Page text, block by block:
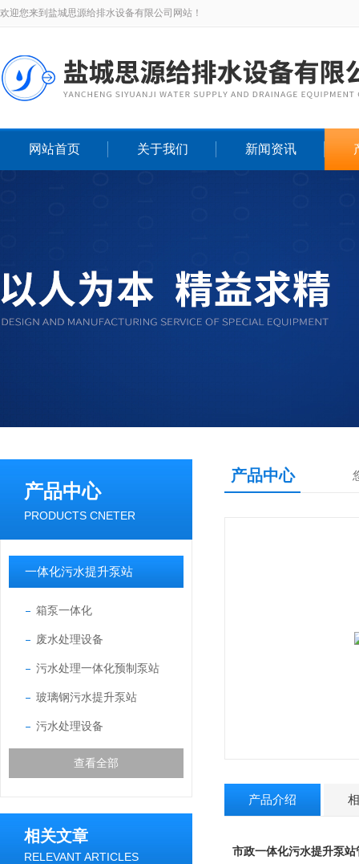
欢迎您来到盐城思源给排水设备有限公司网站！
网站首页 关于我们 新闻资讯
产品中心
PRODUCTS CNETER
一体化污水提升泵站
箱泵一体化
废水处理设备
污水处理一体化预制泵站
玻璃钢污水提升泵站
污水处理设备
查看全部
相关文章
RELEVANT ARTICLES
产品中心
产品介绍
市政一体化污水提升泵站